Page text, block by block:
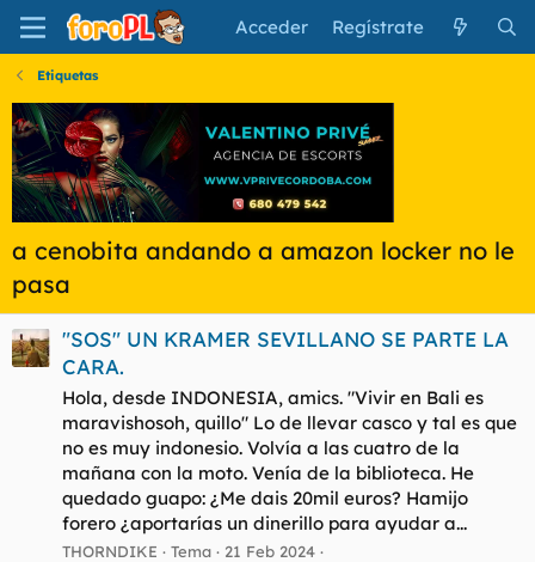
Acceder Regístrate
Etiquetas
a cenobita andando a amazon locker no le
pasa
"SOS" UN KRAMER SEVILLANO SE PARTE LA
CARA.
Hola, desde INDONESIA, amics. "Vivir en Bali es
maravishosoh, quillo" Lo de llevar casco y tal es que
no es muy indonesio. Volvía a las cuatro de la
mañana con la moto. Venía de la biblioteca. He
quedado guapo: ¿Me dais 20mil euros? Hamijo
forero ¿aportarías un dinerillo para ayudar a...
THORNDIKE Tema 21 Feb 2024